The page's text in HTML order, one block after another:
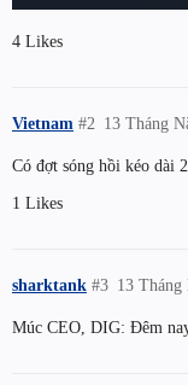
4 Likes
Vietnam 13 Tháng
#2
Có đợt sóng hồi kéo dài
1 Likes
sharktank 13 Tháng
#3
Múc CEO, DIG: Đêm